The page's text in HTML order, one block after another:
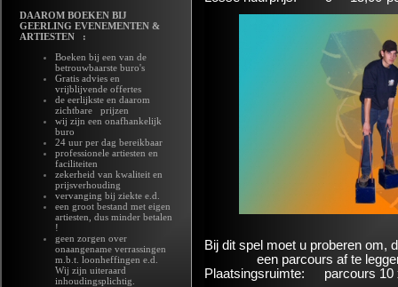
DAAROM BOEKEN BIJ
GEERLING EVENEMENTEN &
ARTIESTEN :
Boeken bij een van de
betrouwbaarste buro's
Gratis advies en
vrijblijvende offertes
de eerlijkste en daarom
zichtbare prijzen
wij zijn een onafhankelijk
buro
24 uur per dag bereikbaar
professionele artiesten en
faciliteiten
zekerheid van kwaliteit en
prijsverhouding
vervanging bij ziekte e.d.
een groot bestand met eigen
artiesten, dus minder betalen
!
geen zorgen over
onaangename verrassingen
m.b.t. loonheffingen e.d.
Wij zijn uiteraard
inhoudingsplichtig.
Bij dit spel moet u proberen om,
een parcours af te
Plaatsingsruimte:
parcours 10